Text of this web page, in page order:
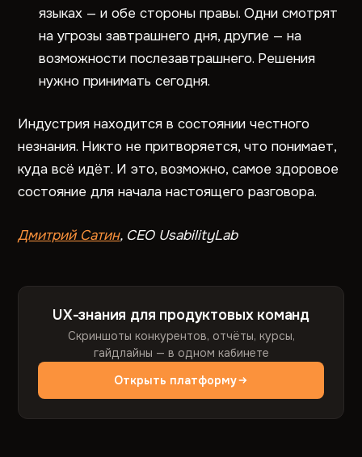
языках — и обе стороны правы. Одни смотрят
на угрозы завтрашнего дня, другие — на
возможности послезавтрашнего. Решения
нужно принимать сегодня.
Индустрия находится в состоянии честного
незнания. Никто не притворяется, что понимает,
куда всё идёт. И это, возможно, самое здоровое
состояние для начала настоящего разговора.
Дмитрий Сатин, CEO UsabilityLab
UX-знания для продуктовых команд
Скриншоты конкурентов, отчёты, курсы,
гайдлайны — в одном кабинете
Открыть платформу